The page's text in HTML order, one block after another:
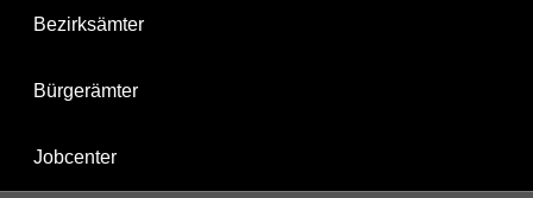
Bezirksämter
Bürgerämter
Jobcenter